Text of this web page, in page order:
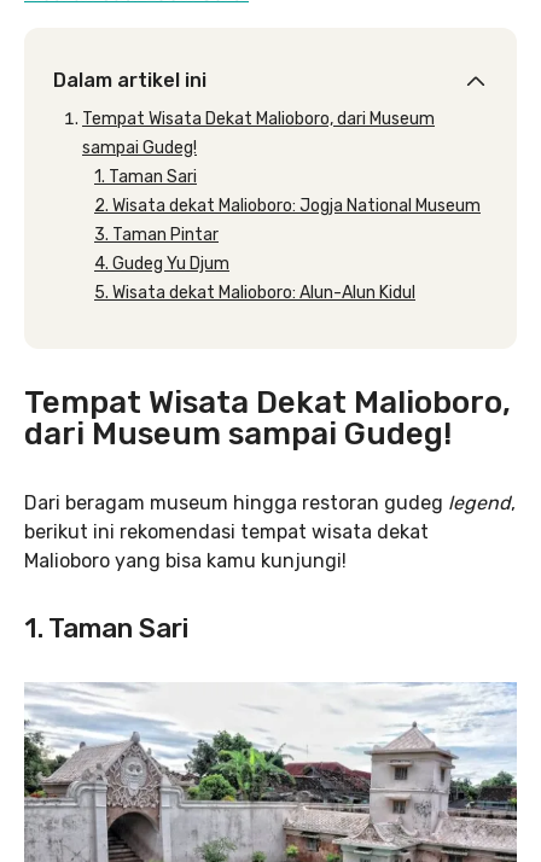
Dalam artikel ini
Tempat Wisata Dekat Malioboro, dari Museum
sampai Gudeg!
1. Taman Sari
2. Wisata dekat Malioboro: Jogja National Museum
3. Taman Pintar
4. Gudeg Yu Djum
5. Wisata dekat Malioboro: Alun-Alun Kidul
Tempat Wisata Dekat Malioboro,
dari Museum sampai Gudeg!
Dari beragam museum hingga restoran gudeg legend,
berikut ini rekomendasi tempat wisata dekat
Malioboro yang bisa kamu kunjungi!
1. Taman Sari